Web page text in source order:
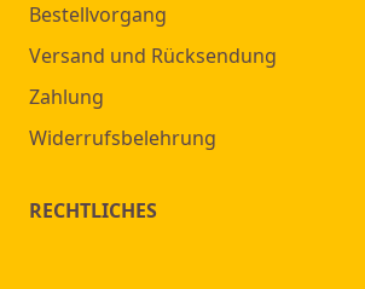
Bestellvorgang
Versand und Rücksendung
Zahlung
Widerrufsbelehrung
RECHTLICHES